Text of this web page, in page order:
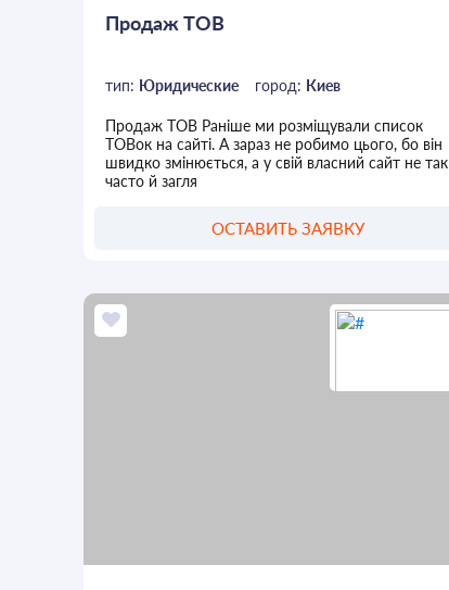
Продаж ТОВ
тип: Юридические город: Киев
Продаж ТОВ Раніше ми розміщували список
ТОВок на сайті. А зараз не робимо цього, бо він
швидко змінюється, а у свій власний сайт не так
часто й загля
ОСТАВИТЬ ЗАЯВКУ